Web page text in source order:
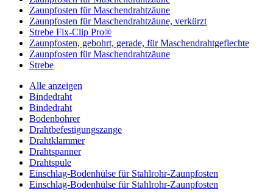
Zaunpfosten für Maschendrahtzäune
Zaunpfosten für Maschendrahtzäune, verkürzt
Strebe Fix-Clip Pro®
Zaunpfosten, gebohrt, gerade, für Maschendrahtgeflechte
Zaunpfosten für Maschendrahtzäune
Strebe
Alle anzeigen
Bindedraht
Bindedraht
Bodenbohrer
Drahtbefestigungszange
Drahtklammer
Drahtspanner
Drahtspule
Einschlag-Bodenhülse für Stahlrohr-Zaunpfosten
Einschlag-Bodenhülse für Stahlrohr-Zaunpfosten